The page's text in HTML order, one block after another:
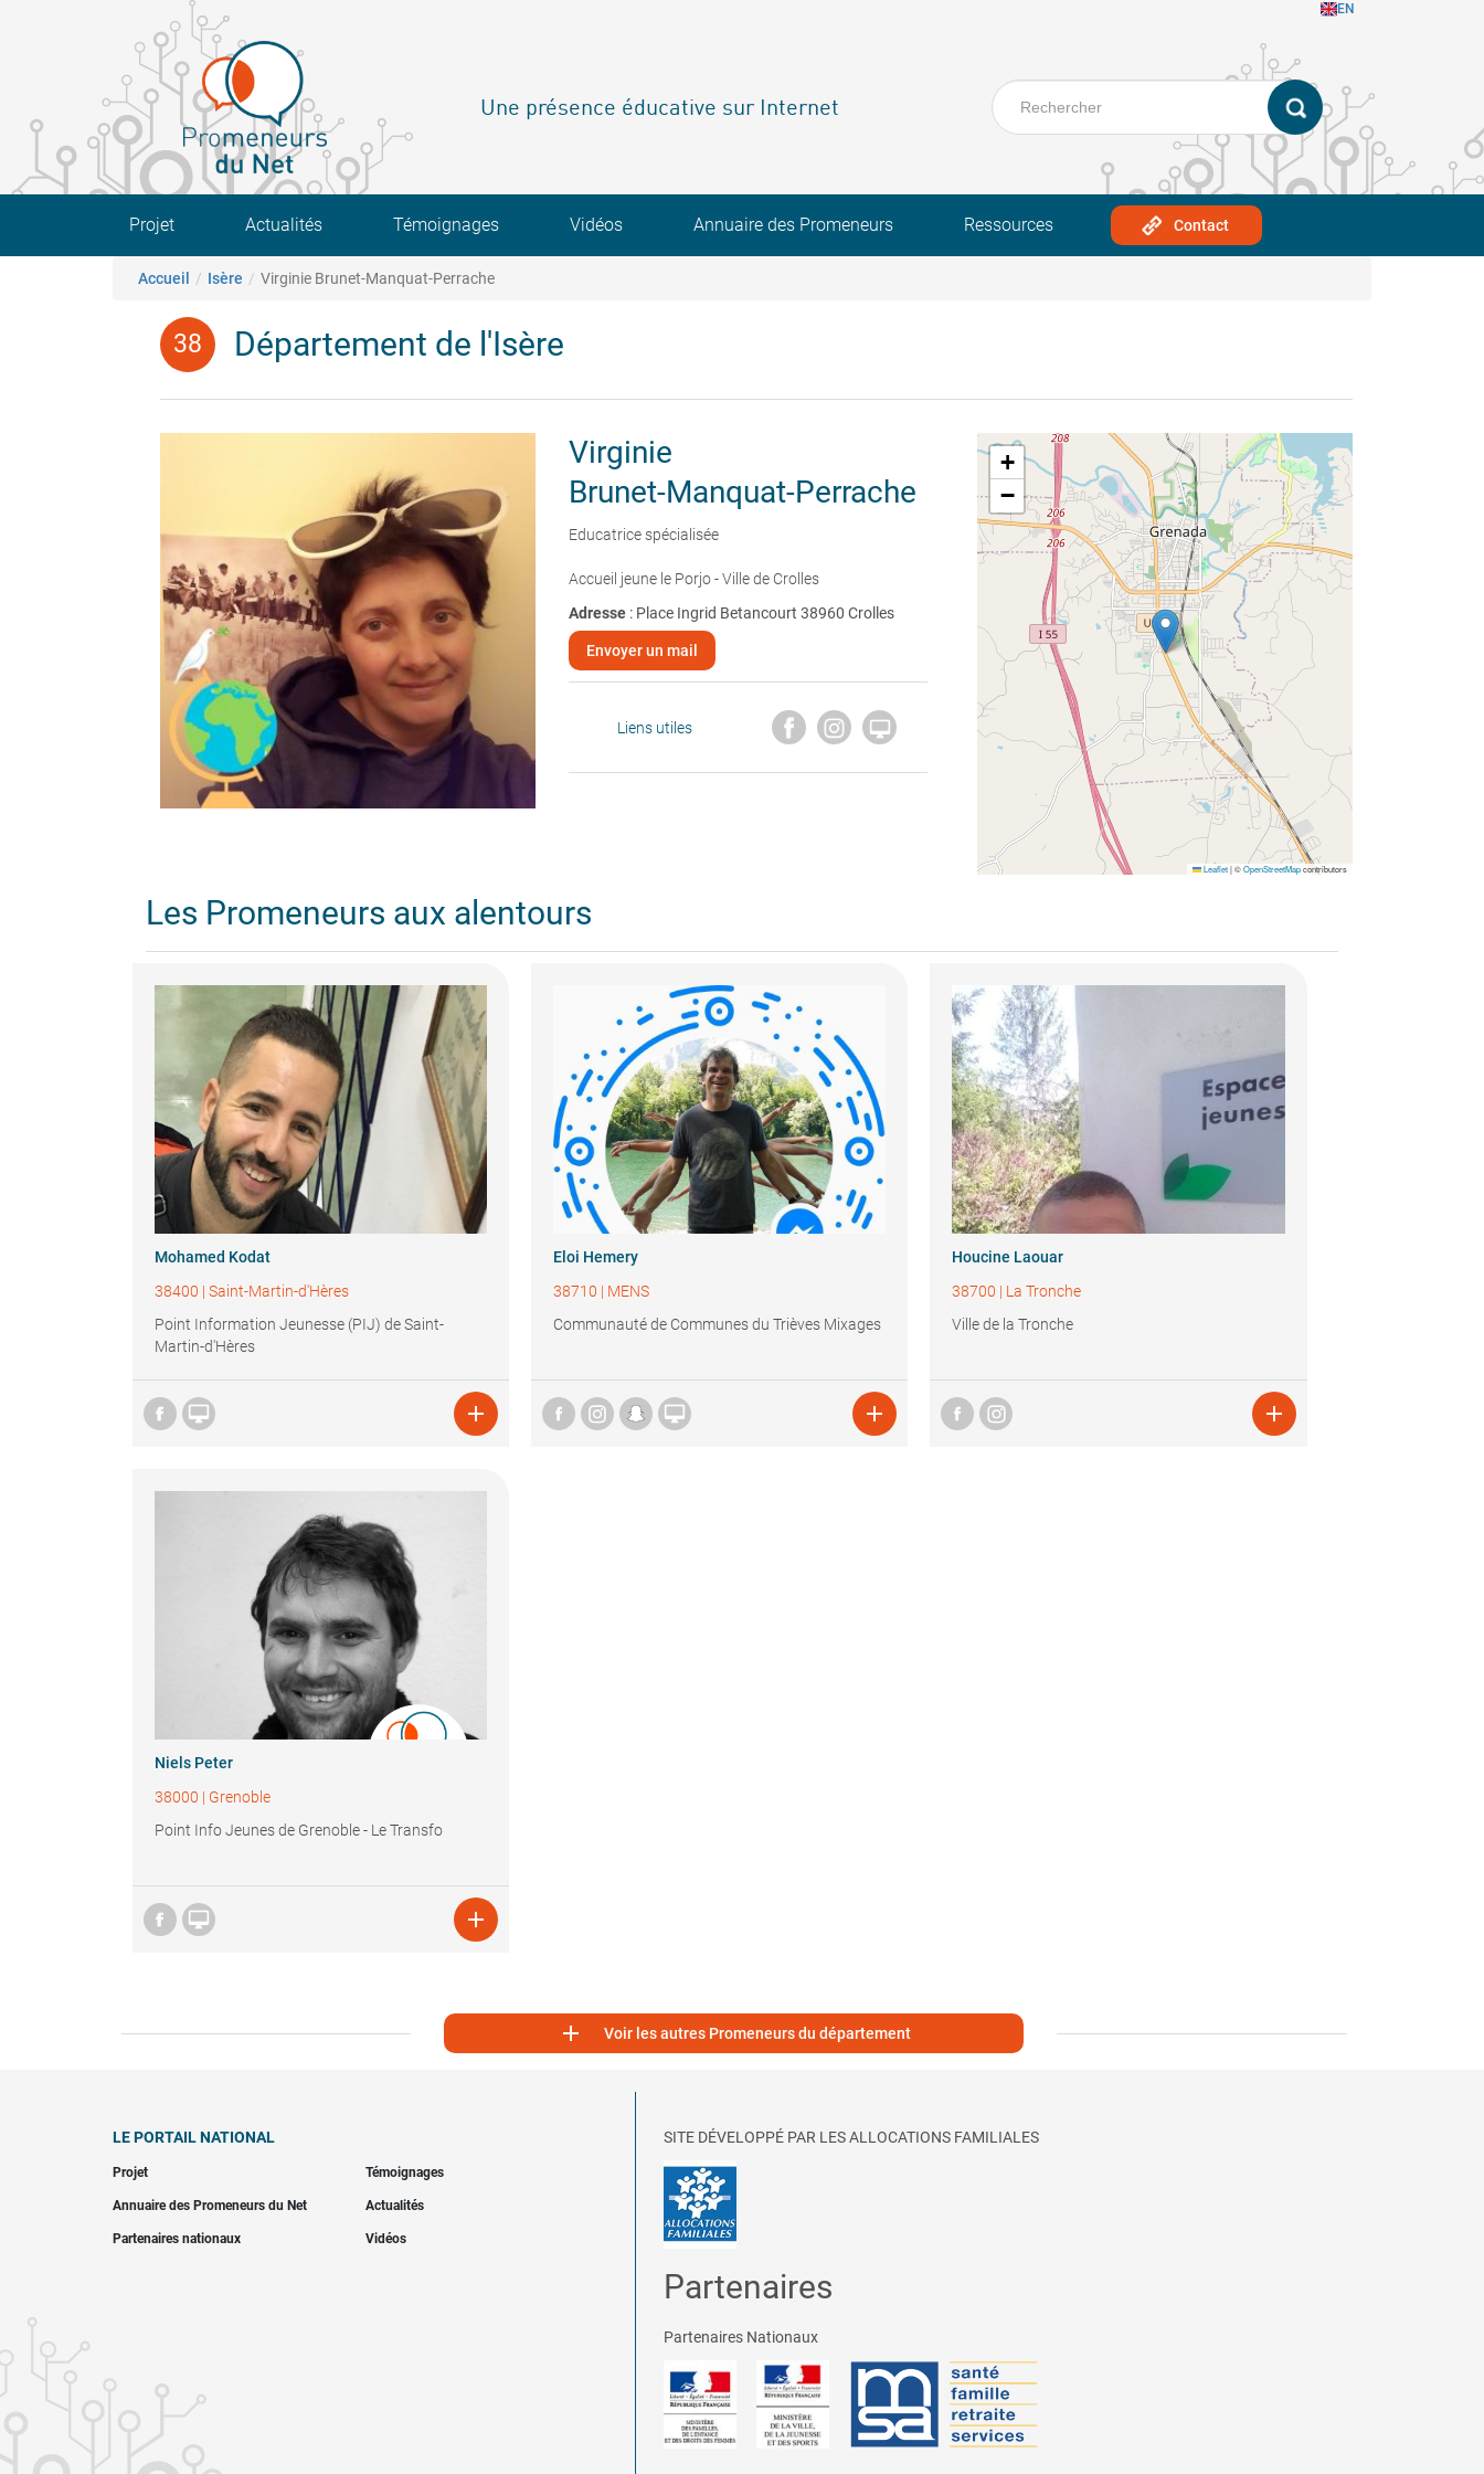
EN
Une présence éducative sur Internet
Main navigation
Projet Actualités Témoignages Vidéos Annuaire des Promeneurs Ressources Contact
Fil d'Ariane
Accueil Isère Virginie Brunet-Manquat-Perrache
Département de l'Isère
Virginie
Brunet-Manquat-Perrache
Educatrice spécialisée
Accueil jeune le Porjo - Ville de Crolles
Adresse : Place Ingrid Betancourt 38960 Crolles
Envoyer un mail
Liens utiles 
+
−
Leaflet |©OpenStreetMapcontributors
Les Promeneurs aux alentours
Mohamed Kodat
38400 | Saint-Martin-d'Hères
Point Information Jeunesse (PIJ) de Saint-
Martin-d'Hères
 
Eloi Hemery
38710 | MENS
Communauté de Communes du Trièves Mixages
 
Houcine Laouar
38700 | La Tronche
Ville de la Tronche

Niels Peter
38000 | Grenoble
Point Info Jeunes de Grenoble - Le Transfo
 
 Voir les autres Promeneurs du département
LE PORTAIL NATIONAL
Projet Témoignages
Annuaire des Promeneurs du Net Actualités
Partenaires nationaux Vidéos
SITE DÉVELOPPÉ PAR LES ALLOCATIONS FAMILIALES
Partenaires
Partenaires Nationaux